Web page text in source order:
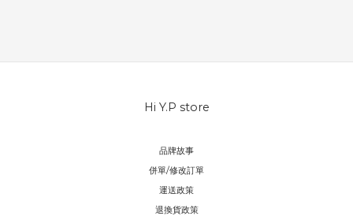
Hi Y.P store
品牌故事
併單/修改訂單
運送政策
退換貨政策